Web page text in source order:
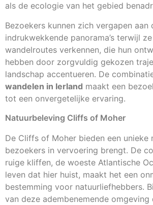
als de ecologie van het gebied
Bezoekers kunnen zich vergapen aan
indrukwekkende panorama’s terwijl
wandelroutes verkennen, die hun
hebben door zorgvuldig gekozen
landschap accentueren. De
wandelen in Ierland maakt een
tot een onvergetelijke ervaring.
Natuurbeleving Cliffs of Moher
De Cliffs of Moher bieden een unieke
bezoekers in vervoering brengt. De
ruige kliffen, de woeste Atlantische
leven dat hier huist, maakt het een
bestemming voor natuurliefhebbers.
van deze adembenemende omgeving